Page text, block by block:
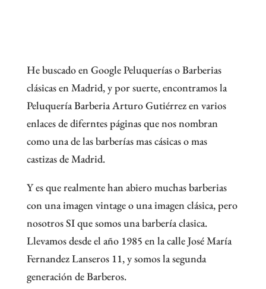
He buscado en Google Peluquerías o Barberias
clásicas en Madrid, y por suerte, encontramos la
Peluquería Barberia Arturo Gutiérrez en varios
enlaces de diferntes páginas que nos nombran
como una de las barberías mas cásicas o mas
castizas de Madrid.
Y es que realmente han abiero muchas barberias
con una imagen vintage o una imagen clásica, pero
nosotros SI que somos una barbería clasica.
Llevamos desde el año 1985 en la calle José María
Fernandez Lanseros 11, y somos la segunda
generación de Barberos.